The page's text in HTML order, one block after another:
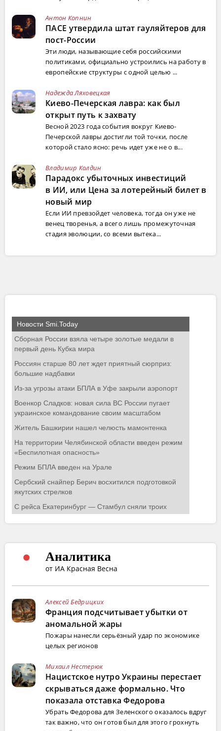
Антон Копнин
ПАСЕ утвердила штат гауляйтеров для
пост-России
Эти люди, называющие себя российскими
политиками, официально устроились на работу в
европейские структуры с одной целью ...
Надежда Ляховецкая
Киево-Печерская лавра: как был
открыт путь к захвату
Весной 2023 года события вокруг Киево-
Печерской лавры достигли той точки, после
которой стало ясно: речь идет уже не о в...
Владимир Колдин
Парадокс убыточных инвестиций
в ИИ, или Цена за лотерейный билет в
новый мир
Если ИИ превзойдет человека, тогда он уже не
венец творенья, а всего лишь промежуточная
стадия эволюции, со всеми вытека...
Аналитика
от ИА Красная Весна
Алексей Бедрицких
Франция подсчитывает убытки от
аномальной жары
Пожары нанесли серьёзный удар по экономике
целых регионов
Михаил Нестерюк
Нацистское нутро Украины перестает
скрываться даже формально. Что
показала отставка Федорова
Убрать Федорова для Зеленского оказалось вдруг
так важно, что он готов был для этого грохнуть